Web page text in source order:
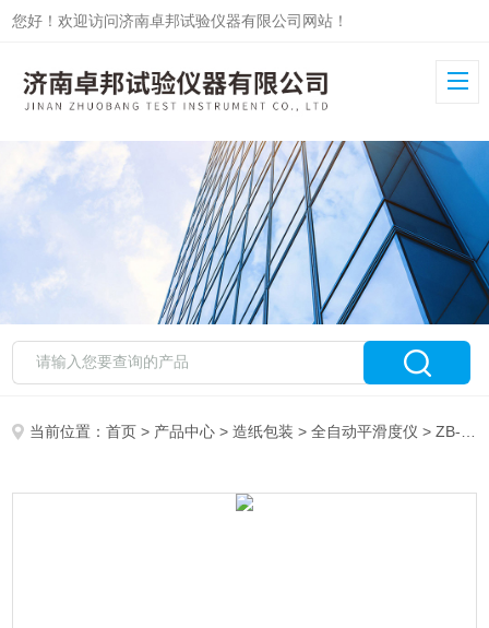
您好！欢迎访问济南卓邦试验仪器有限公司网站！
当前位置：首页 > 产品中心 >造纸包装 >全自动平滑度仪 > ZB-QPH纸板平滑度试验机